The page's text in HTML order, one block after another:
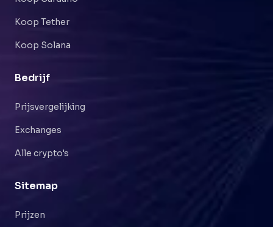
Koop Tether
Koop Solana
Bedrijf
Prijsvergelijking
Exchanges
Alle crypto's
Sitemap
Prijzen